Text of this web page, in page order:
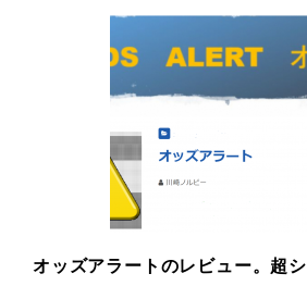
オッズアラートのレビュー。超